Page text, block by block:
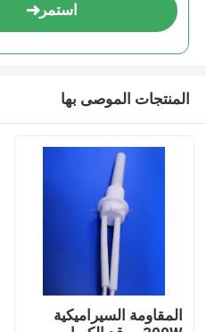
استمر
المنتجات الموصى بها
المقاومة السيراميكية